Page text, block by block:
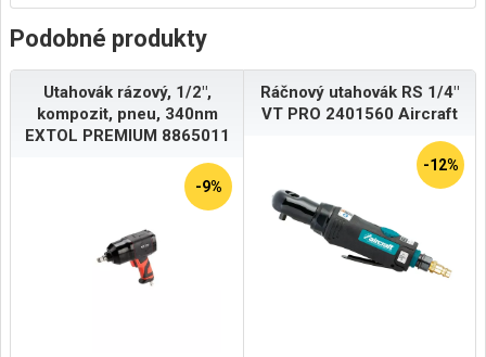
Podobné produkty
Utahovák rázový, 1/2",
kompozit, pneu, 340nm
EXTOL PREMIUM 8865011
-9%
Ráčnový utahovák RS 1/4"
VT PRO 2401560 Aircraft
-12%